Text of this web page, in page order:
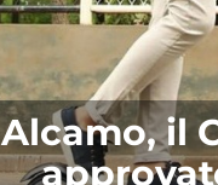
Alcamo, il